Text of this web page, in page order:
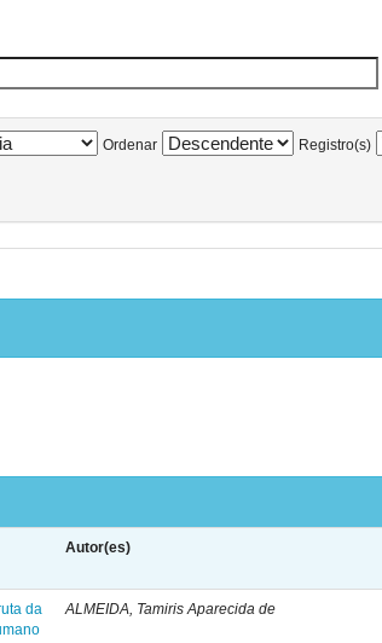
Ordenar Registro(s)
Autor(es)
da
ALMEIDA, Tamiris Aparecida de